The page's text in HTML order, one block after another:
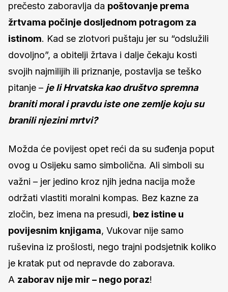
prečesto zaboravlja da poštovanje prema
žrtvama počinje dosljednom potragom za
istinom. Kad se zlotvori puštaju jer su “odslužili
dovoljno”, a obitelji žrtava i dalje čekaju kosti
svojih najmilijih ili priznanje, postavlja se teško
pitanje – je li Hrvatska kao društvo spremna
braniti moral i pravdu iste one zemlje koju su
branili njezini mrtvi?
Možda će povijest opet reći da su suđenja poput
ovog u Osijeku samo simbolična. Ali simboli su
važni – jer jedino kroz njih jedna nacija može
održati vlastiti moralni kompas. Bez kazne za
zločin, bez imena na presudi, bez istine u
povijesnim knjigama, Vukovar nije samo
ruševina iz prošlosti, nego trajni podsjetnik koliko
je kratak put od nepravde do zaborava.
A zaborav nije mir – nego poraz!